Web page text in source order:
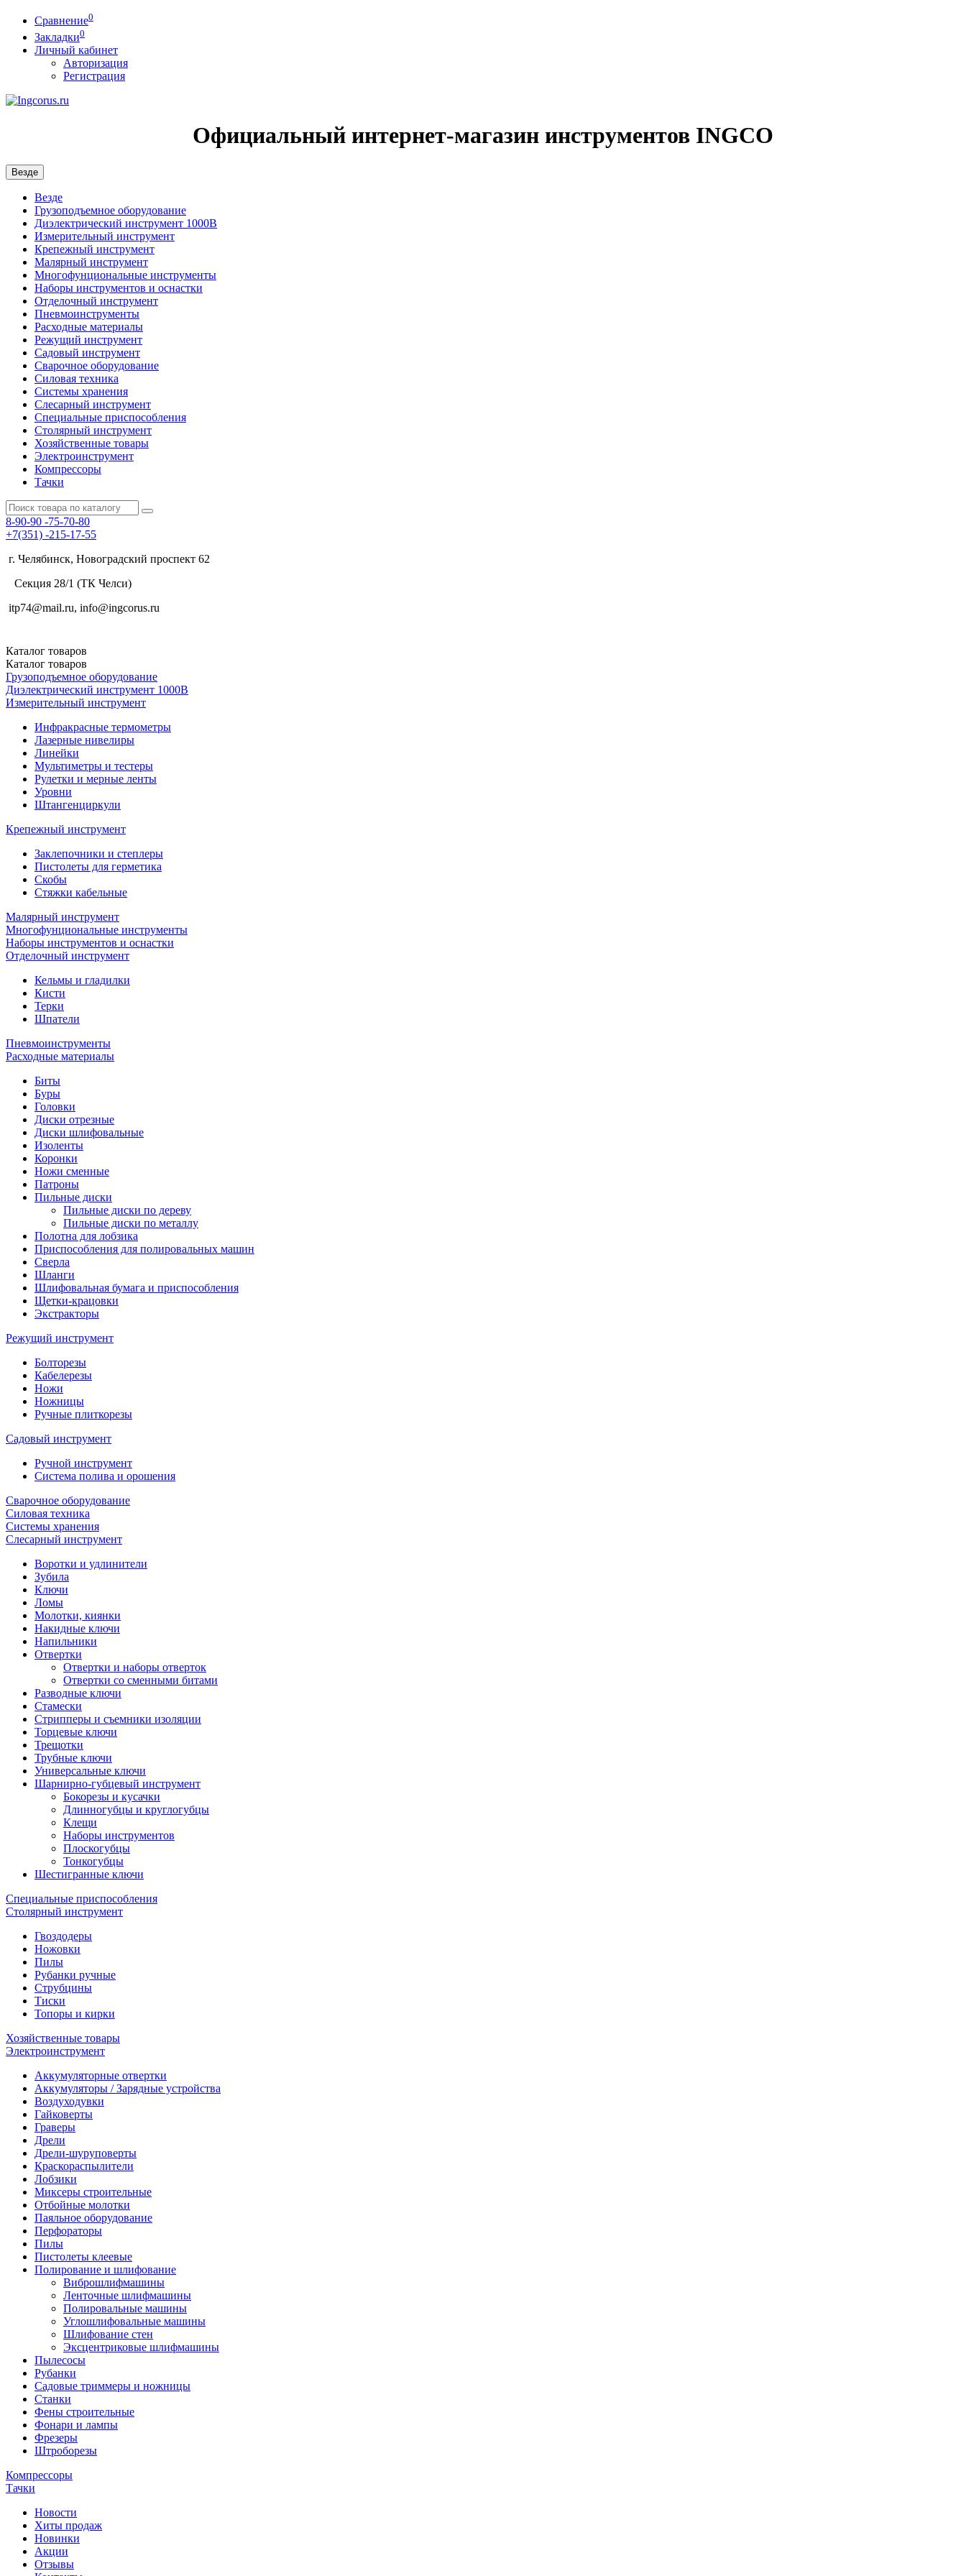
Сравнение0
Закладки0
Личный кабинет
Авторизация
Регистрация
Официальный интернет-магазин инструментов INGCO
Везде
Везде
Грузоподъемное оборудование
Диэлектрический инструмент 1000В
Измерительный инструмент
Крепежный инструмент
Малярный инструмент
Многофунциональные инструменты
Наборы инструментов и оснастки
Отделочный инструмент
Пневмоинструменты
Расходные материалы
Режущий инструмент
Садовый инструмент
Сварочное оборудование
Силовая техника
Системы хранения
Слесарный инструмент
Специальные приспособления
Столярный инструмент
Хозяйственные товары
Электроинструмент
Компрессоры
Тачки
8-90-90 -75-70-80
+7(351) -215-17-55
г. Челябинск, Новоградский проспект 62
Секция 28/1 (ТК Челси)
itp74@mail.ru, info@ingcorus.ru
Каталог товаров
Каталог товаров
Грузоподъемное оборудование
Диэлектрический инструмент 1000В
Измерительный инструмент
Инфракрасные термометры
Лазерные нивелиры
Линейки
Мультиметры и тестеры
Рулетки и мерные ленты
Уровни
Штангенциркули
Крепежный инструмент
Заклепочники и степлеры
Пистолеты для герметика
Скобы
Стяжки кабельные
Малярный инструмент
Многофунциональные инструменты
Наборы инструментов и оснастки
Отделочный инструмент
Кельмы и гладилки
Кисти
Терки
Шпатели
Пневмоинструменты
Расходные материалы
Биты
Буры
Головки
Диски отрезные
Диски шлифовальные
Изоленты
Коронки
Ножи сменные
Патроны
Пильные диски
Пильные диски по дереву
Пильные диски по металлу
Полотна для лобзика
Приспособления для полировальных машин
Сверла
Шланги
Шлифовальная бумага и приспособления
Щетки-крацовки
Экстракторы
Режущий инструмент
Болторезы
Кабелерезы
Ножи
Ножницы
Ручные плиткорезы
Садовый инструмент
Ручной инструмент
Система полива и орошения
Сварочное оборудование
Силовая техника
Системы хранения
Слесарный инструмент
Воротки и удлинители
Зубила
Ключи
Ломы
Молотки, киянки
Накидные ключи
Напильники
Отвертки
Отвертки и наборы отверток
Отвертки со сменными битами
Разводные ключи
Стамески
Стрипперы и съемники изоляции
Торцевые ключи
Трещотки
Трубные ключи
Универсальные ключи
Шарнирно-губцевый инструмент
Бокорезы и кусачки
Длинногубцы и круглогубцы
Клещи
Наборы инструментов
Плоскогубцы
Тонкогубцы
Шестигранные ключи
Специальные приспособления
Столярный инструмент
Гвоздодеры
Ножовки
Пилы
Рубанки ручные
Струбцины
Тиски
Топоры и кирки
Хозяйственные товары
Электроинструмент
Аккумуляторные отвертки
Аккумуляторы / Зарядные устройства
Воздуходувки
Гайковерты
Граверы
Дрели
Дрели-шуруповерты
Краскораспылители
Лобзики
Миксеры строительные
Отбойные молотки
Паяльное оборудование
Перфораторы
Пилы
Пистолеты клеевые
Полирование и шлифование
Виброшлифмашины
Ленточные шлифмашины
Полировальные машины
Углошлифовальные машины
Шлифование стен
Эксцентриковые шлифмашины
Пылесосы
Рубанки
Садовые триммеры и ножницы
Станки
Фены строительные
Фонари и лампы
Фрезеры
Штроборезы
Компрессоры
Тачки
Новости
Хиты продаж
Новинки
Акции
Отзывы